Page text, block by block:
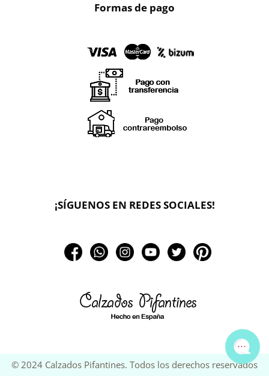
Formas de pago
¡SÍGUENOS EN REDES SOCIALES!
© 2024 Calzados Pifantines. Todos los derechos reservados
CAMBIO/DEVOLUCIÓN
📦 Seguimiento de mi pedido